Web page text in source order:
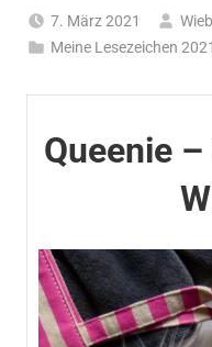
7. März 2021
Meine Lesezeichen 2021
Queenie